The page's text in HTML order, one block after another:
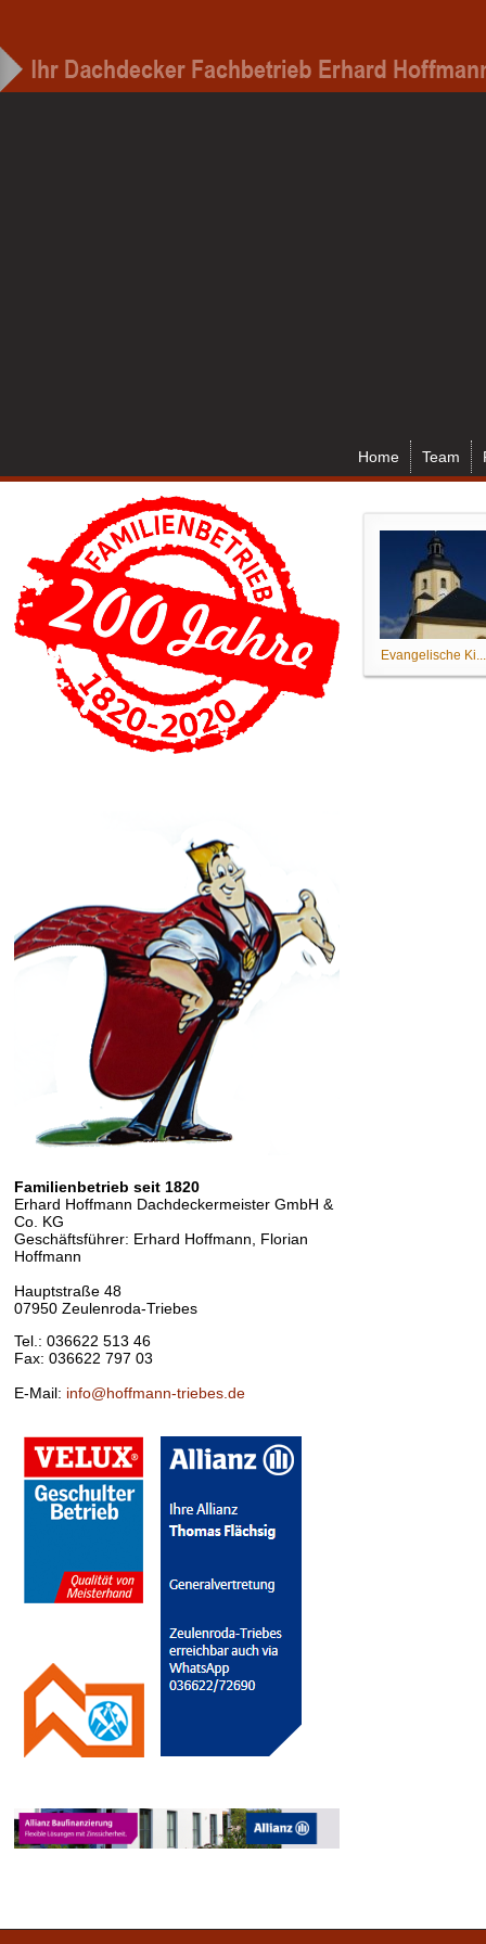
Home Team
Familienbetrieb seit 1820
Erhard Hoffmann Dachdeckermeister GmbH &
Co. KG
Geschäftsführer: Erhard Hoffmann, Florian
Hoffmann
Hauptstraße 48
07950 Zeulenroda-Triebes
Tel.: 036622 513 46
Fax: 036622 797 03
E-Mail: info@hoffmann-triebes.de
Evangelische Ki...